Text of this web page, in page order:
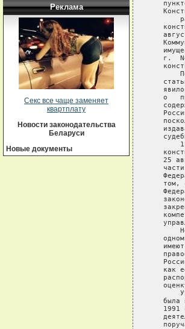
Реклама
Секс все чаще заменяет
квартплату
Новости законодательства
Беларуси
Новые документы